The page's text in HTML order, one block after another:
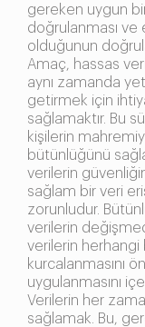
gereken uygun
doğrulanması ve
olduğunun
Amaç, hassas
aynı zamanda
getirmek için
sağlamaktır. Bu
kişilerin
bütünlüğünü
verilerin
sağlam bir veri
zorunludur.
verilerin
verilerin
kurcalanmasını
uygulanmasını
Verilerin her
sağlamak. Bu,